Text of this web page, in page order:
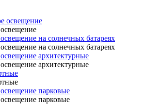
освещение
на солнечных батареях
на солнечных батареях
архитектурные
архитектурные
парковые
парковые